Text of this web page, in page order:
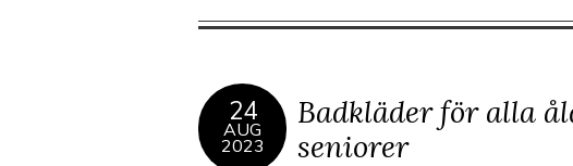
24
AUG
2023
Badkläder för alla
seniorer